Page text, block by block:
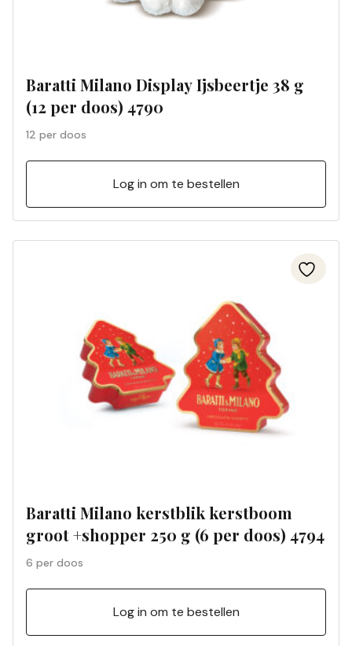
Baratti Milano Display Ijsbeertje 38 g
(12 per doos) 4790
12 per doos
Log in om te bestellen
Baratti Milano kerstblik kerstboom
groot +shopper 250 g (6 per doos) 4794
6 per doos
Log in om te bestellen